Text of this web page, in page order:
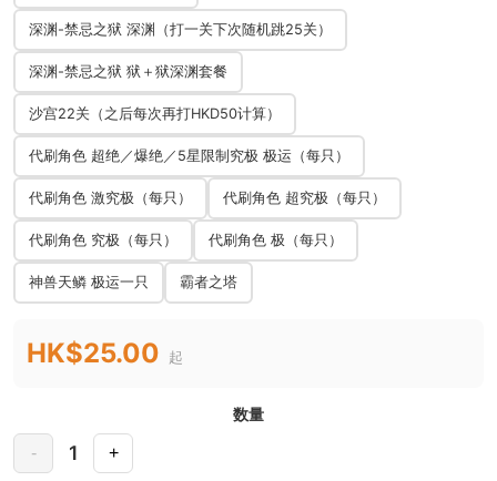
深渊-禁忌之狱 深渊（打一关下次随机跳25关）
深渊-禁忌之狱 狱＋狱深渊套餐
沙宫22关（之后每次再打HKD50计算）
代刷角色 超绝／爆绝／5星限制究极 极运（每只）
代刷角色 激究极（每只） 代刷角色 超究极（每只）
代刷角色 究极（每只） 代刷角色 极（每只）
神兽天鳞 极运一只 霸者之塔
HK$25.00 起
数量
- 1 +